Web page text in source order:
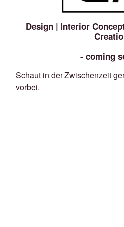
Design | Interior
- coming
Schaut in der Zwischenzeit
vorbei.